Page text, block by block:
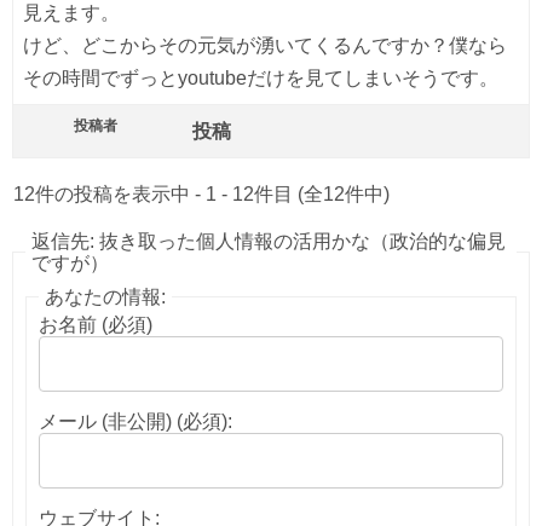
見えます。
けど、どこからその元気が湧いてくるんですか？僕なら
その時間でずっとyoutubeだけを見てしまいそうです。
投稿者 投稿
12件の投稿を表示中 - 1 - 12件目 (全12件中)
返信先: 抜き取った個人情報の活用かな（政治的な偏見
ですが）
あなたの情報:
お名前 (必須)
メール (非公開) (必須):
ウェブサイト: